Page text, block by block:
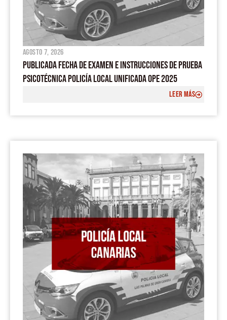
agosto 7, 2026
PUBLICADA FECHA DE EXAMEN E INSTRUCCIONES DE PRUEBA
PSICOTÉCNICA POLICÍA LOCAL UNIFICADA OPE 2025
LEER MÁS